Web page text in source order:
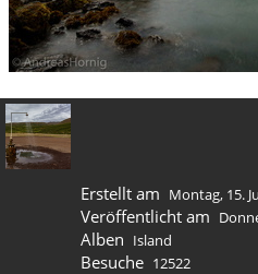
Erstellt am Montag, 15.
Veröffentlicht am
Alben Island
Besuche 12522